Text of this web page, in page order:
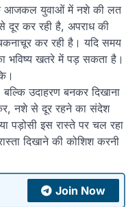
आजकल युवाओं में नशे की लत
दूर कर रही है, अपराध की
कर रही है। यदि समय
भविष्य खतरे में पड़ सकता है।
उदाहरण बनकर दिखाना
नशे से दूर रहने का संदेश
पड़ोसी इस रास्ते पर चल रहा
दिखाने की कोशिश करनी
Join Now